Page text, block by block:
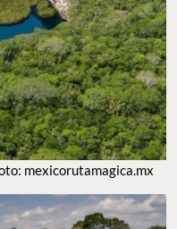
mexicorutamagica.mx